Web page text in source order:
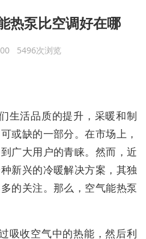
热泵比空调好在哪
5496次浏览
生活品质的提升，采暖和制
或缺的一部分。在市场上，
广大用户的青睐。然而，近
新兴的冷暖解决方案，其独
的关注。那么，空气能热泵
吸收空气中的热能，然后利